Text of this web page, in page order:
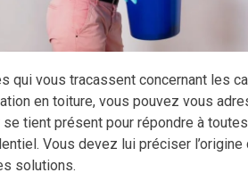
qui vous tracassent concernant les
en toiture, vous pouvez vous
tient présent pour répondre à
Vous devez lui préciser
solutions.